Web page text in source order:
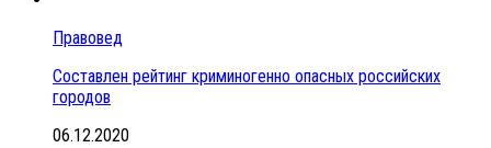
Правовед
Составлен рейтинг криминогенно опасных российских
городов
06.12.2020